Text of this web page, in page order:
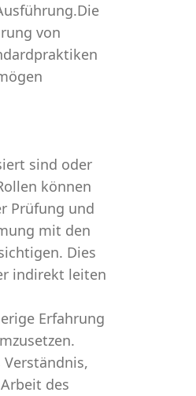
von
sind oder
können
Prüfung und
mit den
Dies
indirekt leiten
Erfahrung
des